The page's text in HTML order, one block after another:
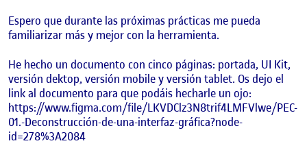
Espero que durante las próximas prácticas me pueda
familiarizar más y mejor con la herramienta.
He hecho un documento con cinco páginas: portada, UI Kit,
versión dektop, versión mobile y versión tablet. Os dejo el
link al documento para que podáis hecharle un ojo:
https://www.figma.com/file/LKVDClz3N8trif4LMFVlwe/PEC-
01.-Deconstrucción-de-una-interfaz-gráfica?node-
id=278%3A2084